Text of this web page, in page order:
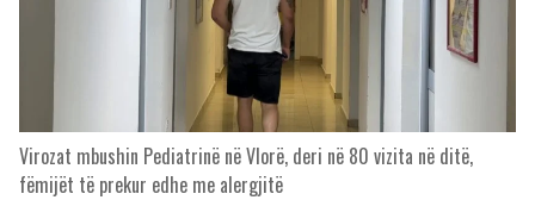
Virozat mbushin Pediatrinë në Vlorë, deri në 80 vizita në ditë,
fëmijët të prekur edhe me alergjitë